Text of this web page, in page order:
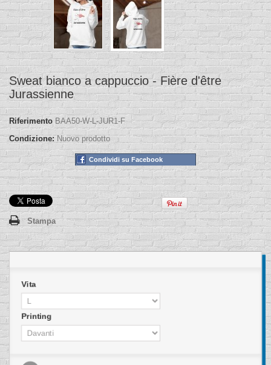
Sweat bianco a cappuccio - Fière d'être
Jurassienne
Riferimento BAA50-W-L-JUR1-F
Condizione: Nuovo prodotto
Condividi su Facebook
Stampa
Vita
Printing